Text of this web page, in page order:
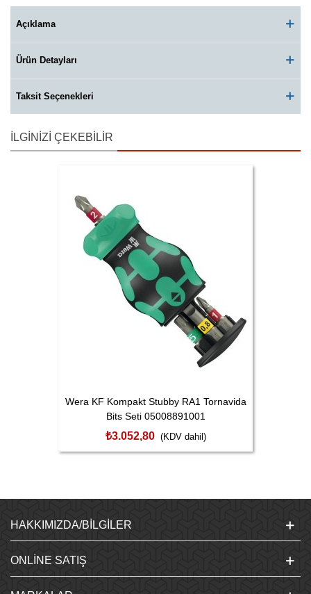
Açıklama
Ürün Detayları
Taksit Seçenekleri
İLGINIZI ÇEKEBILIR
Wera KF Kompakt Stubby RA1 Tornavida
Bits Seti 05008891001
₺3.052,80 (KDV dahil)
HAKKIMIZDA/BILGILER
ONLINE SATIŞ